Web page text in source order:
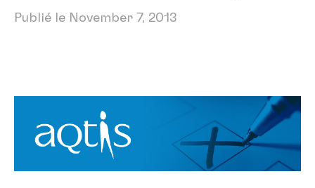
Publié le November 7, 2013